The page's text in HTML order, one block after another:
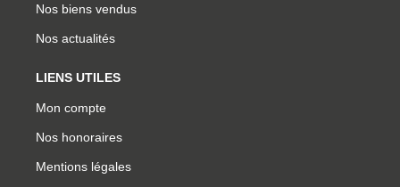
Nos biens vendus
Nos actualités
LIENS UTILES
Mon compte
Nos honoraires
Mentions légales